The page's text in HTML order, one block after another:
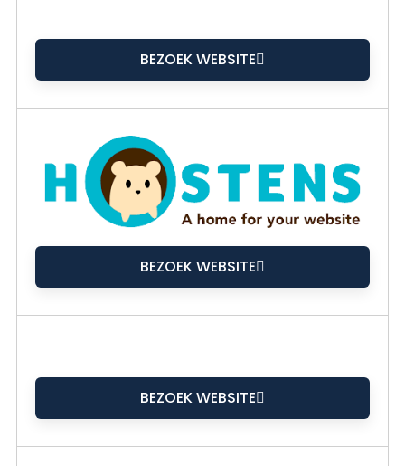
BEZOEK WEBSITE
BEZOEK WEBSITE
BEZOEK WEBSITE